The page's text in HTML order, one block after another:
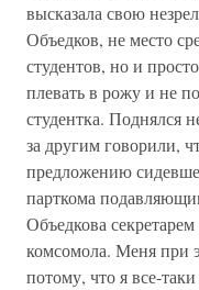
высказала свою
Объедков, не место
студентов, но и
плевать в рожу и не
студентка. Поднялся
за другим говорили,
предложению
парткома
Объедкова секретарем
комсомола. Меня при
потому, что я все-